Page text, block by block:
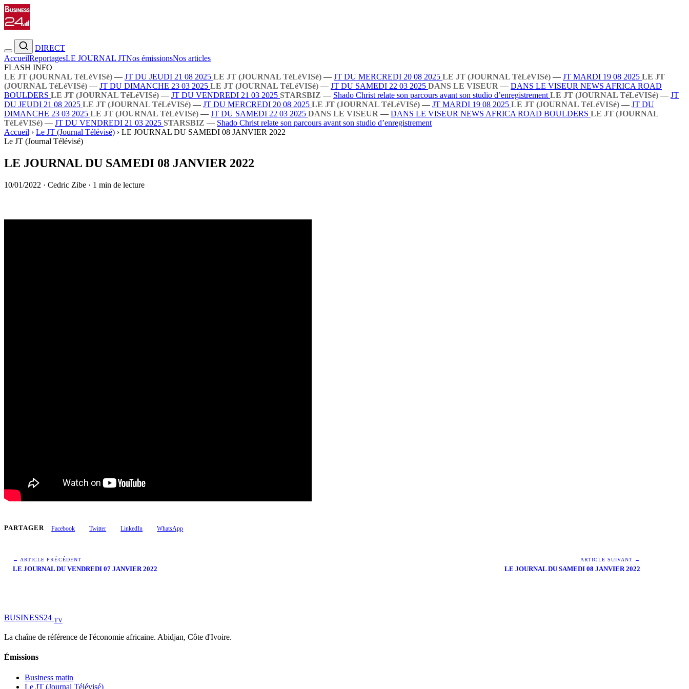
DIRECT
AccueilReportagesLE JOURNAL JTNos émissionsNos articles
FLASH INFO
LE JT (JOURNAL TéLéVISé) — JT DU JEUDI 21 08 2025 LE JT (JOURNAL TéLéVISé) — JT DU MERCREDI 20 08 2025 LE JT (JOURNAL TéLéVISé) — JT MARDI 19 08 2025 LE JT
(JOURNAL TéLéVISé) — JT DU DIMANCHE 23 03 2025 LE JT (JOURNAL TéLéVISé) — JT DU SAMEDI 22 03 2025 DANS LE VISEUR — DANS LE VISEUR NEWS AFRICA ROAD
BOULDERS LE JT (JOURNAL TéLéVISé) — JT DU VENDREDI 21 03 2025 STARSBIZ — Shado Christ relate son parcours avant son studio d’enregistrement LE JT (JOURNAL TéLéVISé) — JT
DU JEUDI 21 08 2025 LE JT (JOURNAL TéLéVISé) — JT DU MERCREDI 20 08 2025 LE JT (JOURNAL TéLéVISé) — JT MARDI 19 08 2025 LE JT (JOURNAL TéLéVISé) — JT DU
DIMANCHE 23 03 2025 LE JT (JOURNAL TéLéVISé) — JT DU SAMEDI 22 03 2025 DANS LE VISEUR — DANS LE VISEUR NEWS AFRICA ROAD BOULDERS LE JT (JOURNAL
TéLéVISé) — JT DU VENDREDI 21 03 2025 STARSBIZ — Shado Christ relate son parcours avant son studio d’enregistrement
Accueil › Le JT (Journal Télévisé) › LE JOURNAL DU SAMEDI 08 JANVIER 2022
Le JT (Journal Télévisé)
LE JOURNAL DU SAMEDI 08 JANVIER 2022
10/01/2022 · Cedric Zibe · 1 min de lecture
PARTAGER Facebook Twitter LinkedIn WhatsApp
← ARTICLE PRÉCÉDENT
LE JOURNAL DU VENDREDI 07 JANVIER 2022
ARTICLE SUIVANT →
LE JOURNAL DU SAMEDI 08 JANVIER 2022
BUSINESS24 TV
La chaîne de référence de l'économie africaine. Abidjan, Côte d'Ivoire.
Émissions
Business matin
Le JT (Journal Télévisé)